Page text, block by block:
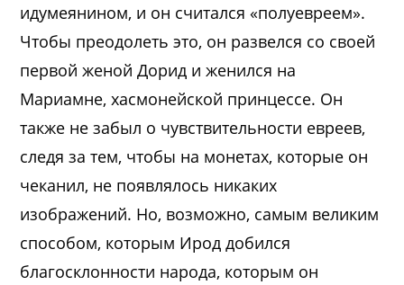
идумеянином, и он считался «полуевреем».
Чтобы преодолеть это, он развелся со своей
первой женой Дорид и женился на
Мариамне, хасмонейской принцессе. Он
также не забыл о чувствительности евреев,
следя за тем, чтобы на монетах, которые он
чеканил, не появлялось никаких
изображений. Но, возможно, самым великим
способом, которым Ирод добился
благосклонности народа, которым он